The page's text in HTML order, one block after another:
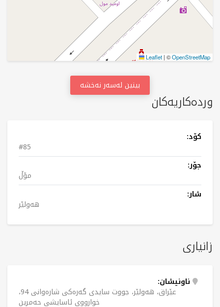
وردەکاریەکان
کۆد:
#85
جۆر:
مۆڵ
شار:
هەولێر
زانیاری
ناونیشان:
عێراق، هەولێر، جووت سایدی گەرەکی شارەوانی 94،
خوارووی ئاسایشی حەمرین
Leaflet | ©OpenStreetMap
بینین لەسەر نەخشە